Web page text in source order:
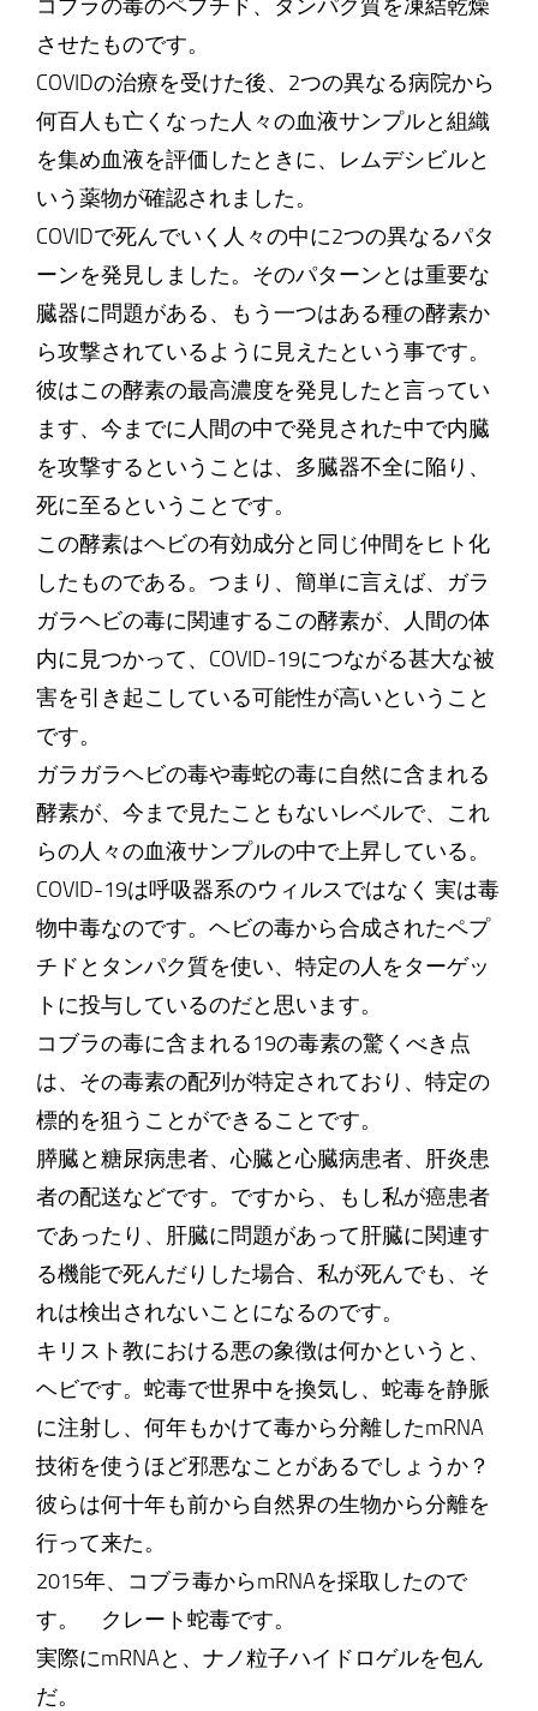
コブラの毒のペプチド、タンパク質を凍結乾燥
させたものです。
COVIDの治療を受けた後、2つの異なる病院から
何百人も亡くなった人々の血液サンプルと組織
を集め血液を評価したときに、レムデシビルと
いう薬物が確認されました。
COVIDで死んでいく人々の中に2つの異なるパタ
ーンを発見しました。そのパターンとは重要な
臓器に問題がある、もう一つはある種の酵素か
ら攻撃されているように見えたという事です。
彼はこの酵素の最高濃度を発見したと言ってい
ます、今までに人間の中で発見された中で内臓
を攻撃するということは、多臓器不全に陥り、
死に至るということです。
この酵素はヘビの有効成分と同じ仲間をヒト化
したものである。つまり、簡単に言えば、ガラ
ガラヘビの毒に関連するこの酵素が、人間の体
内に見つかって、COVID-19につながる甚大な被
害を引き起こしている可能性が高いということ
です。
ガラガラヘビの毒や毒蛇の毒に自然に含まれる
酵素が、今まで見たこともないレベルで、これ
らの人々の血液サンプルの中で上昇している。
COVID-19は呼吸器系のウィルスではなく 実は毒
物中毒なのです。ヘビの毒から合成されたペプ
チドとタンパク質を使い、特定の人をターゲッ
トに投与しているのだと思います。
コブラの毒に含まれる19の毒素の驚くべき点
は、その毒素の配列が特定されており、特定の
標的を狙うことができることです。
膵臓と糖尿病患者、心臓と心臓病患者、肝炎患
者の配送などです。ですから、もし私が癌患者
であったり、肝臓に問題があって肝臓に関連す
る機能で死んだりした場合、私が死んでも、そ
れは検出されないことになるのです。
キリスト教における悪の象徴は何かというと、
ヘビです。蛇毒で世界中を換気し、蛇毒を静脈
に注射し、何年もかけて毒から分離したmRNA
技術を使うほど邪悪なことがあるでしょうか？
彼らは何十年も前から自然界の生物から分離を
行って来た。
2015年、コブラ毒からmRNAを採取したので
す。 クレート蛇毒です。
実際にmRNAと、ナノ粒子ハイドロゲルを包ん
だ。